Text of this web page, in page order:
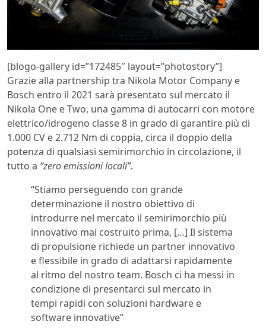
[blogo-gallery id=”172485″ layout=”photostory”]
Grazie alla partnership tra Nikola Motor Company e
Bosch entro il 2021 sarà presentato sul mercato il
Nikola One e Two, una gamma di autocarri con motore
elettrico/idrogeno classe 8 in grado di garantire più di
1.000 CV e 2.712 Nm di coppia, circa il doppio della
potenza di qualsiasi semirimorchio in circolazione, il
tutto a “zero emissioni locali”.
“Stiamo perseguendo con grande
determinazione il nostro obiettivo di
introdurre nel mercato il semirimorchio più
innovativo mai costruito prima, […] Il sistema
di propulsione richiede un partner innovativo
e flessibile in grado di adattarsi rapidamente
al ritmo del nostro team. Bosch ci ha messi in
condizione di presentarci sul mercato in
tempi rapidi con soluzioni hardware e
software innovative”